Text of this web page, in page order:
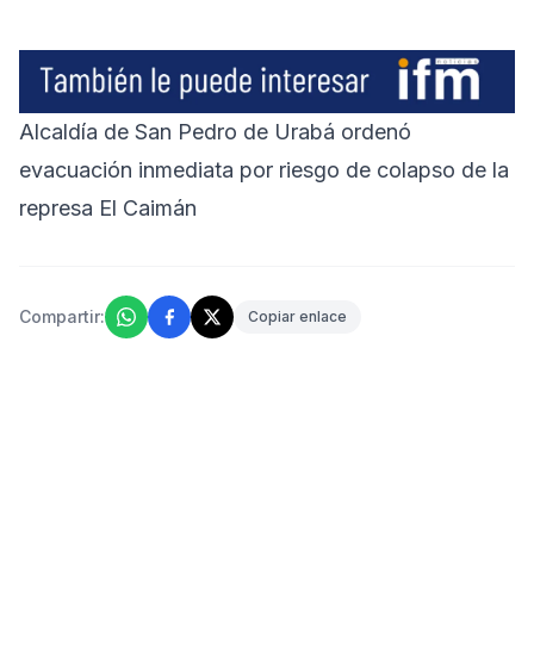
Alcaldía de San Pedro de Urabá ordenó
evacuación inmediata por riesgo de colapso de la
represa El Caimán
Compartir: Copiar enlace